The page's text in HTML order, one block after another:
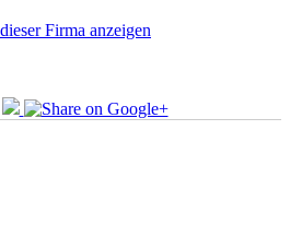
Firma anzeigen